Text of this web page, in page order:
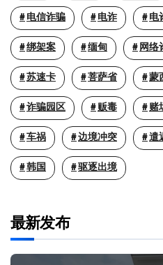
电信诈骗 电诈 电
绑架案 缅甸 网络
苏速卡 菩萨省 蒙
诈骗园区 贩毒 赌
车祸 边境冲突 遣
韩国 驱逐出境
最新发布